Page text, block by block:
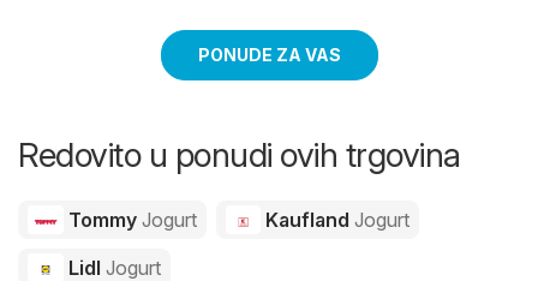
PONUDE ZA VAS
Redovito u ponudi ovih trgovina
Tommy Jogurt KauflandJogurt
Lidl Jogurt